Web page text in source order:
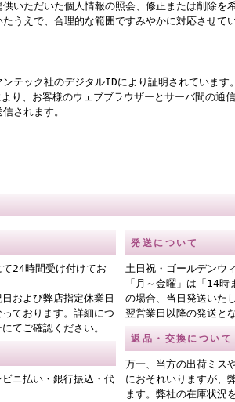
いただいた個人情報の照会、修正または削除を
うえで、合理的な範囲ですみやかに対応させて
テック社のデジタルIDにより証明されています
り、お客様のウェブブラウザーとサーバ間の通
されます。
24時間受け付けてお
および弊店指定休業日
ております。詳細につ
てご確認ください。
ニ払い・銀行振込・代
発送について
土日祝・ゴールデンウ
「月～金曜」は「14時
の場合、当日発送いた
翌営業日以降の発送と
返品・交換について
万一、当方の出荷ミス
におそれいりますが、
ます。弊社の在庫状況